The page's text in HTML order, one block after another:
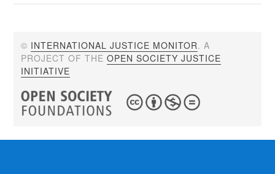
© INTERNATIONAL JUSTICE MONITOR. A
PROJECT OF THEOPEN SOCIETY JUSTICE
INITIATIVE